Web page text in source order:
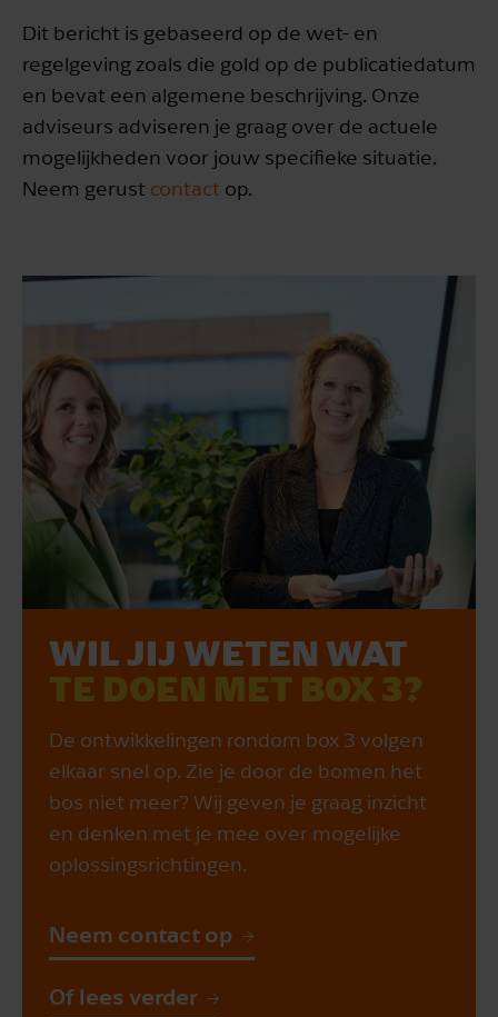
Dit bericht is gebaseerd op de wet- en
regelgeving zoals die gold op de publicatiedatum
en bevat een algemene beschrijving. Onze
adviseurs adviseren je graag over de actuele
mogelijkheden voor jouw specifieke situatie.
Neem gerust contact op.
WIL JIJ WETEN WAT
TE DOEN MET BOX 3?
De ontwikkelingen rondom box 3 volgen
elkaar snel op. Zie je door de bomen het
bos niet meer? Wij geven je graag inzicht
en denken met je mee over mogelijke
oplossingsrichtingen.
Neem contact op
Of lees verder